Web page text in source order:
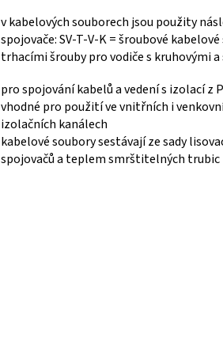
v kabelových souborech jsou použity
spojovače: SV-T-V-K = šroubové
trhacími šrouby pro vodiče s kruhovými
pro spojování kabelů a vedení s izolací z
vhodné pro použití ve vnitřních i
izolačních kanálech
kabelové soubory sestávají ze sady
spojovačů a teplem smrštitelných trubic